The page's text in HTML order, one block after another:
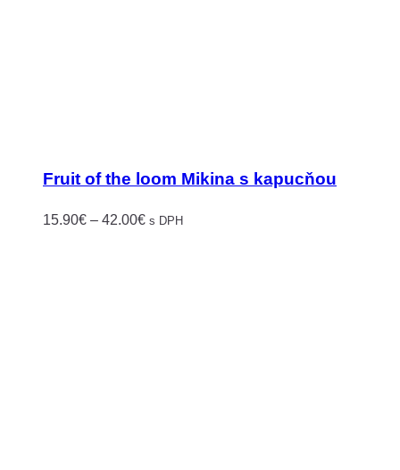
Fruit of the loom Mikina s kapucňou
15.90€ – 42.00€Price
s DPH